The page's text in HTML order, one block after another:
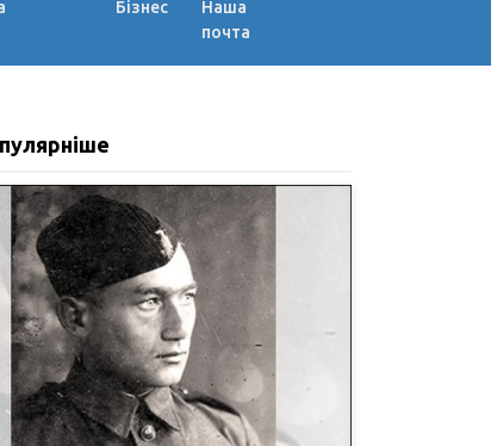
Бізнес
Наша
почта